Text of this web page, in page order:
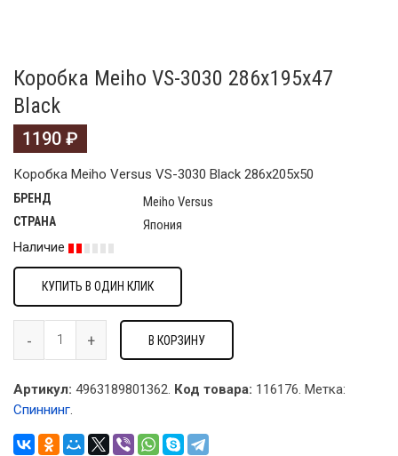
Коробка Meiho VS-3030 286x195x47
Black
1190 ₽
Коробка Meiho Versus VS-3030 Black 286x205x50
БРЕНД Meiho Versus
СТРАНА
Япония
Наличие
КУПИТЬ В ОДИН КЛИК
В КОРЗИНУ
Артикул: 4963189801362. Код товара: 116176. Метка:
Спиннинг.